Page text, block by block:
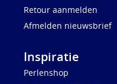
Retour aanmelden
Afmelden nieuwsbrief
Inspiratie
Perlenshop